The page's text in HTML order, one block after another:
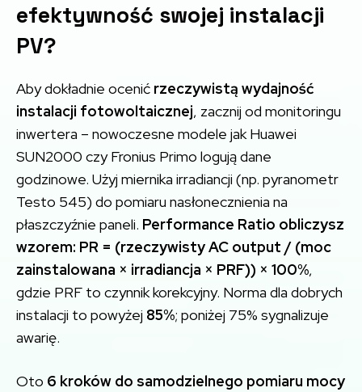
efektywność swojej instalacji
PV?
Aby dokładnie ocenić rzeczywistą wydajność
instalacji fotowoltaicznej, zacznij od monitoringu
inwertera – nowoczesne modele jak Huawei
SUN2000 czy Fronius Primo logują dane
godzinowe. Użyj miernika irradiancji (np. pyranometr
Testo 545) do pomiaru nasłonecznienia na
płaszczyźnie paneli. Performance Ratio obliczysz
wzorem: PR = (rzeczywisty AC output / (moc
zainstalowana × irradiancja × PRF)) × 100%,
gdzie PRF to czynnik korekcyjny. Norma dla dobrych
instalacji to powyżej 85%; poniżej 75% sygnalizuje
awarię.
Oto 6 kroków do samodzielnego pomiaru mocy